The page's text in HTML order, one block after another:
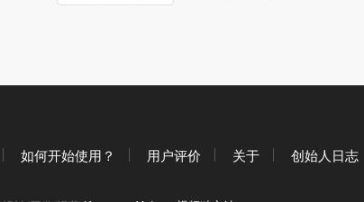
如何开始使用？ 用户评价 关于 创始人日志